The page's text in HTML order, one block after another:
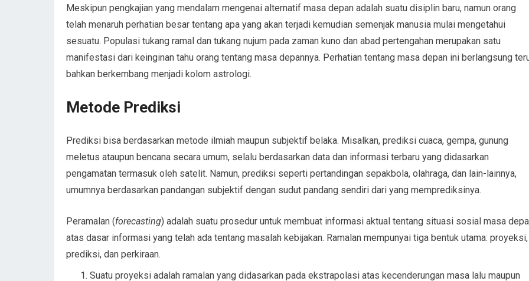
Meskipun pengkajian yang mendalam mengenai alternatif masa depan adalah suatu disiplin baru, namun orang
telah menaruh perhatian besar tentang apa yang akan terjadi kemudian semenjak manusia mulai mengetahui
sesuatu. Populasi tukang ramal dan tukang nujum pada zaman kuno dan abad pertengahan merupakan satu
manifestasi dari keinginan tahu orang tentang masa depannya. Perhatian tentang masa depan ini berlangsung
bahkan berkembang menjadi kolom astrologi.
Metode Prediksi
Prediksi bisa berdasarkan metode ilmiah maupun subjektif belaka. Misalkan, prediksi cuaca, gempa, gunung
meletus ataupun bencana secara umum, selalu berdasarkan data dan informasi terbaru yang didasarkan
pengamatan termasuk oleh satelit. Namun, prediksi seperti pertandingan sepakbola, olahraga, dan lain-lainnya,
umumnya berdasarkan pandangan subjektif dengan sudut pandang sendiri dari yang memprediksinya.
Peramalan (forecasting) adalah suatu prosedur untuk membuat informasi aktual tentang situasi sosial masa
atas dasar informasi yang telah ada tentang masalah kebijakan. Ramalan mempunyai tiga bentuk utama: proyeksi,
prediksi, dan perkiraan.
Suatu proyeksi adalah ramalan yang didasarkan pada ekstrapolasi atas kecenderungan masa lalu maupun